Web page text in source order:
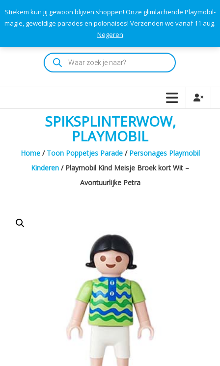
Stiekem kun jij gewoon blijven shoppen! Onze glimlachende Playmobil-
magie, geweldige parades en polonaises! Verzenden we vanaf 11 aug.
Negeren
content
Playmodok
Tweedehands
dromen
voor
iedereen
TOTAAL
Producten
zoeken
SPIKSPLINTERWOW,
PLAYMOBIL
Home/ Toon Poppetjes Parade/ Personages Playmobil
Kinderen / Playmobil Kind Meisje Broek kort Wit –
Avontuurlijke Petra